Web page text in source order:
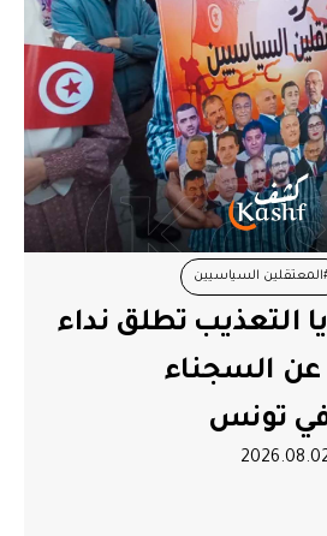
السياسيين
#راشد الغنوشي
التعذيب تطلق نداء
عن السجناء
تونس